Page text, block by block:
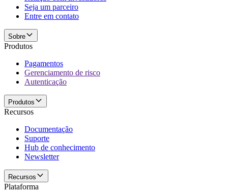
Seja um parceiro
Entre em contato
Sobre
Produtos
Pagamentos
Gerenciamento de risco
Autenticação
Produtos
Recursos
Documentação
Suporte
Hub de conhecimento
Newsletter
Recursos
Plataforma